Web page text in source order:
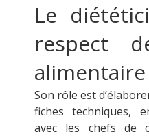
Le
respect
alimentaire
Son rôle est
fiches techniques,
avec les chefs de